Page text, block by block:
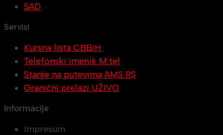
SAD
Servisi
Kursna lista CBBiH
Telefonski imenik M:tel
Stanje na putevima AMS RS
Granični prelazi UŽIVO
Informacije
Impresum